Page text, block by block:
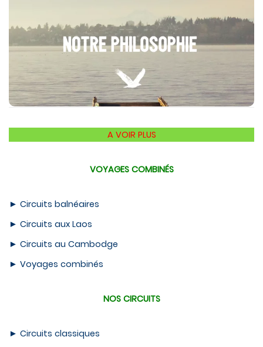
NOTRE PHILOSOPHIE
A VOIR PLUS
VOYAGES COMBINÉS
► Circuits balnéaires
► Circuits aux Laos
► Circuits au Cambodge
► Voyages combinés
NOS CIRCUITS
► Circuits classiques